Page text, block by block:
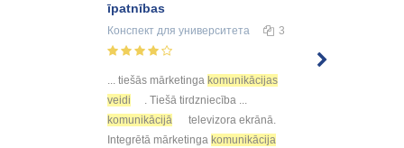
īpatnības
Конспект для университета 3
... tiešās mārketinga komunikācijas
veidi
. Tiešā tirdzniecība ...
komunikācijā
televizora ekrānā.
Integrētā mārketinga komunikācija